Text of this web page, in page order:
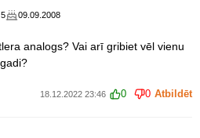
5 09.09.2008
analogs? Vai arī gribiet vēl vienu
18.12.2022 23:46 0 0 Atbildēt